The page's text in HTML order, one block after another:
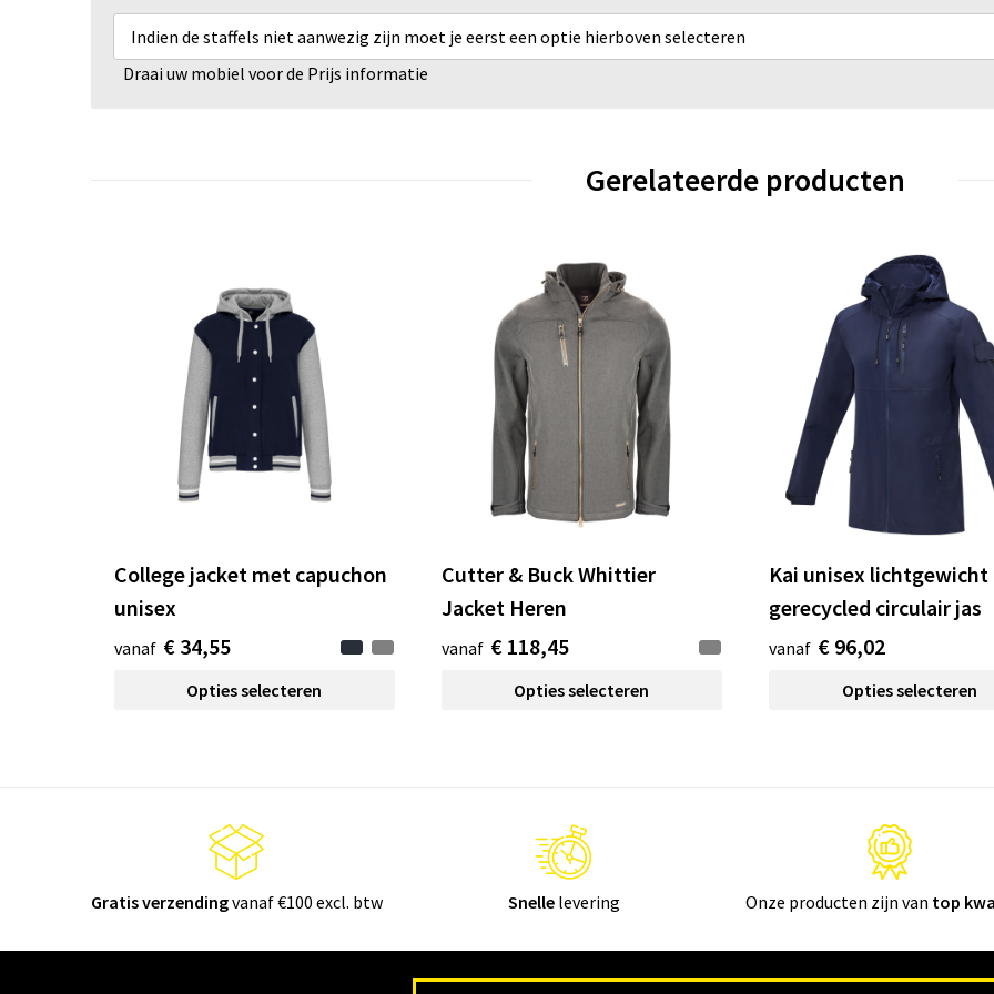
Indien de staffels niet aanwezig zijn moet je eerst een optie hierboven selecteren
Draai uw mobiel voor de Prijs informatie
Gerelateerde producten
College jacket met capuchon
unisex
vanaf € 34,55
Opties selecteren
Cutter & Buck Whittier
Jacket Heren
vanaf € 118,45
Opties selecteren
Kai unisex lichtgewicht
gerecycled circulair jas
vanaf € 96,02
Opties selecteren
Gratis verzendingvanaf €100 excl. btw Snellelevering Onze producten zijn van top